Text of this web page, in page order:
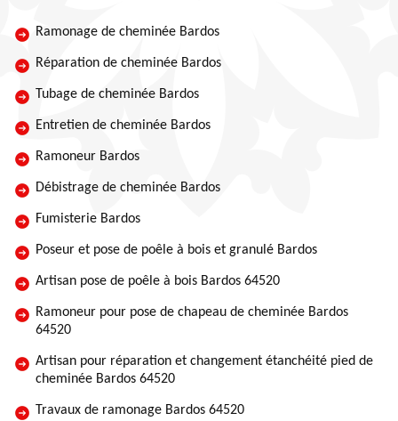
Ramonage de cheminée Bardos
Réparation de cheminée Bardos
Tubage de cheminée Bardos
Entretien de cheminée Bardos
Ramoneur Bardos
Débistrage de cheminée Bardos
Fumisterie Bardos
Poseur et pose de poêle à bois et granulé Bardos
Artisan pose de poêle à bois Bardos 64520
Ramoneur pour pose de chapeau de cheminée Bardos
64520
Artisan pour réparation et changement étanchéité pied de
cheminée Bardos 64520
Travaux de ramonage Bardos 64520